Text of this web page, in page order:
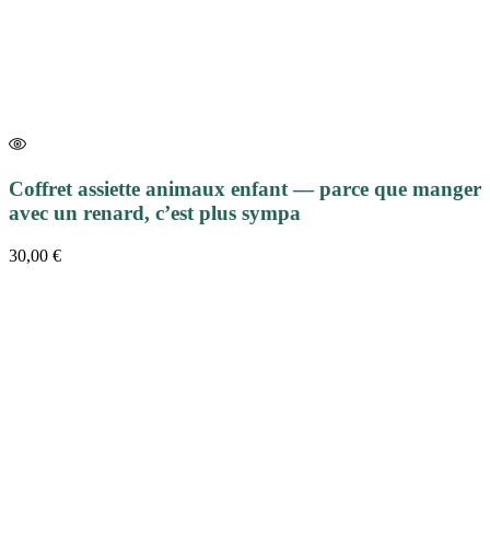
Coffret assiette animaux enfant — parce que manger
avec un renard, c’est plus sympa
30,00 €